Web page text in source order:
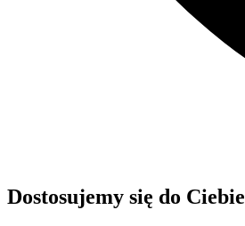
Dostosujemy się do Ciebie